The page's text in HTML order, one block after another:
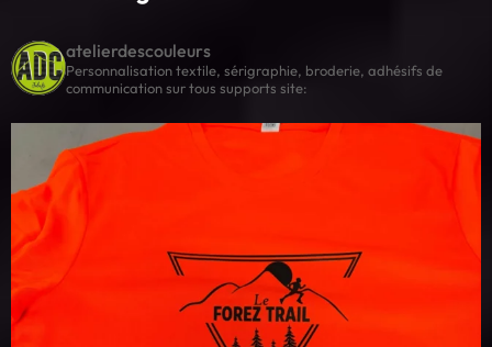
atelierdescouleurs
Personnalisation textile, sérigraphie, broderie, adhésifs de
communication sur tous supports site: